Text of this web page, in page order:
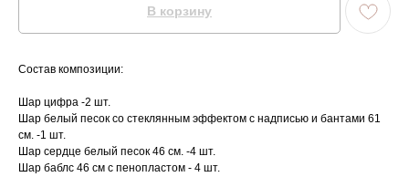
В корзину
Состав композиции:
Шар цифра -2 шт.
Шар белый песок со стеклянным эффектом с надписью и бантами 61
см. -1 шт.
Шар сердце белый песок 46 см. -4 шт.
Шар баблс 46 см с пенопластом - 4 шт.